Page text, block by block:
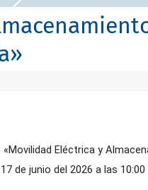
Movilidad Eléctrica y
de junio del 2026 a las 10:00